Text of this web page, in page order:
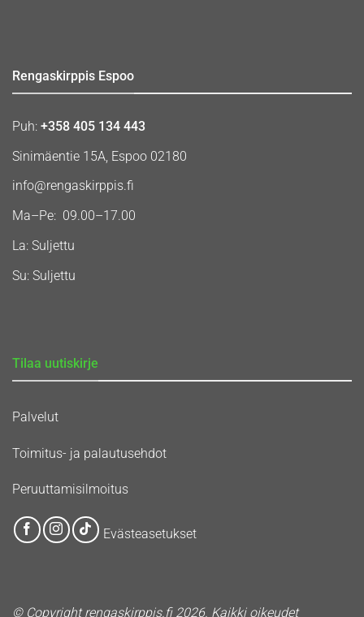
Rengaskirppis Espoo
Puh: +358 405 134 443
Sinimäentie 15A, Espoo 02180
info@rengaskirppis.fi
Ma–Pe: 09.00–17.00
La: Suljettu
Su: Suljettu
Tilaa uutiskirje
Palvelut
Toimitus- ja palautusehdot
Peruuttamisilmoitus
Evästeasetukset
© Copyright rengaskirppis.fi 2026. Kaikki oikeudet